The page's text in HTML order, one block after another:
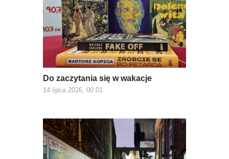
Do zaczytania się w wakacje
14 lipca 2026, 00:01